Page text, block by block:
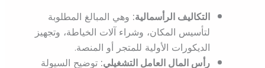
التكاليف الرأسمالية:وهي المبالغ المطلوبة
لتأسيس المكان، وشراء آلات الخياطة، وتجهيز
الديكورات الأولية للمتجر أو المنصة.
رأس المال العامل التشغيلي:توضيح السيولة